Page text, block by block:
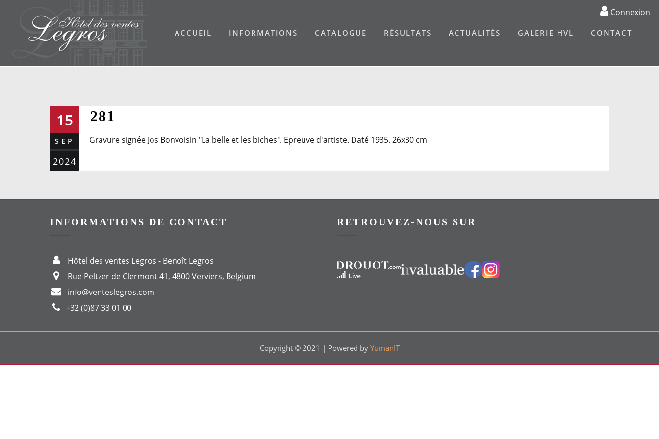
ACCUEIL INFORMATIONS CATALOGUE RÉSULTATS ACTUALITÉS GALERIE HVL CONTACT
Connexion
15
SEP
2024
281
Gravure signée Jos Bonvoisin "La belle et les biches". Epreuve d'artiste. Daté 1935. 26x30 cm
INFORMATIONS DE CONTACT
Hôtel des ventes Legros - Benoît Legros
Rue Peltzer de Clermont 41, 4800 Verviers, Belgium
info@venteslegros.com
+32 (0)87 33 01 00
RETROUVEZ-NOUS SUR
Vers le site Drouot Vers le site Invaluable Vers notre groupe Facebook Vers notre page Instagram
Copyright © 2021 | Powered by YumanIT